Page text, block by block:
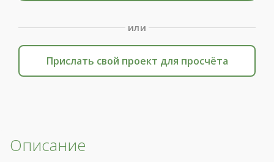
или
Прислать свой проект для просчёта
Описание